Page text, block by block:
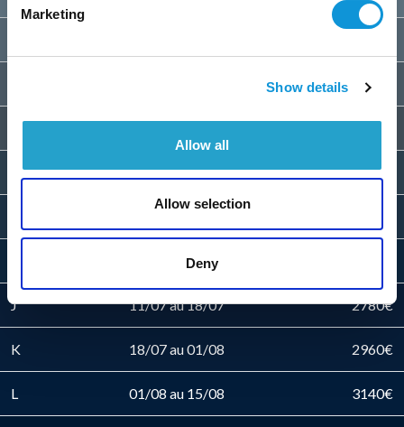
Marketing
Show details
Allow all
Allow selection
Deny
2170€
2260€
20/06 au 27/06 2340€
04/07 au 11/07
J 11/07 au 18/07 2780€
K 18/07 au 01/08 2960€
L 01/08 au 15/08 3140€